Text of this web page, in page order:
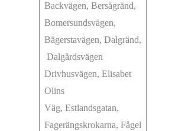
Backvägen, Bersågränd,
Bomersundsvägen,
Bägerstavägen, Dalgränd,
Dalgårdsvägen
Drivhusvägen, Elisabet
Olins
Väg, Estlandsgatan,
Fagerängskrokarna, Fågel